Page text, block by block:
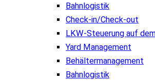
Bahnlogistik
Check-in/Check-out
LKW-Steuerung auf
Yard Management
Behältermanagement
Bahnlogistik